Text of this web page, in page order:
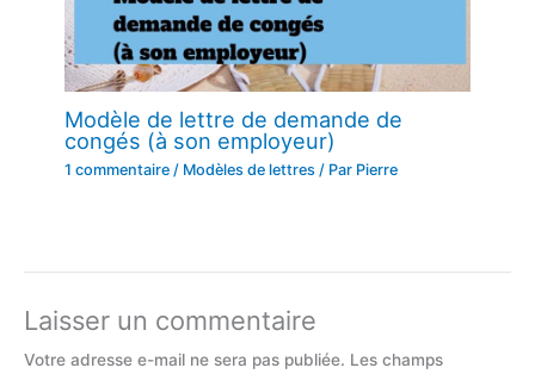
Modèle de lettre de demande de
congés (à son employeur)
1 commentaire / Modèles de lettres / Par Pierre
Laisser un commentaire
Votre adresse e-mail ne sera pas publiée. Les champs